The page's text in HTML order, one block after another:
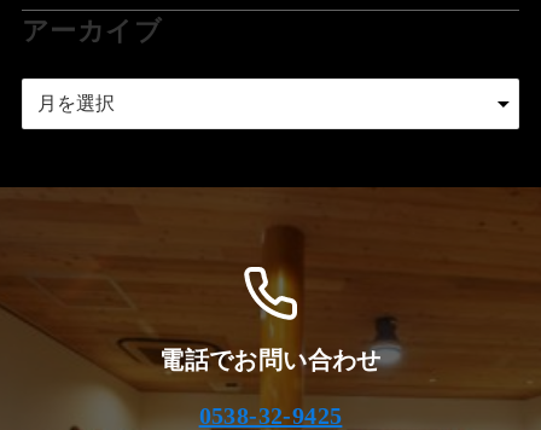
アーカイブ
電話でお問い合わせ
0538-32-9425